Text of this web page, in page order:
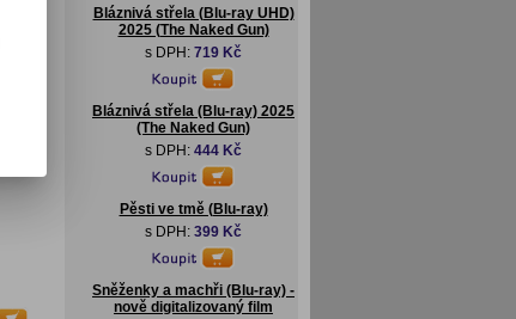
Bláznivá střela (Blu-ray UHD)
2025 (The Naked Gun)
s DPH: 719 Kč
Bláznivá střela (Blu-ray) 2025
(The Naked Gun)
s DPH: 444 Kč
Pěsti ve tmě (Blu-ray)
s DPH: 399 Kč
Sněženky a machři (Blu-ray) -
nově digitalizovaný film